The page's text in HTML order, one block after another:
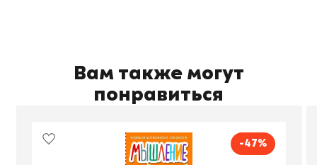
Вам также могут
понравиться
-47%